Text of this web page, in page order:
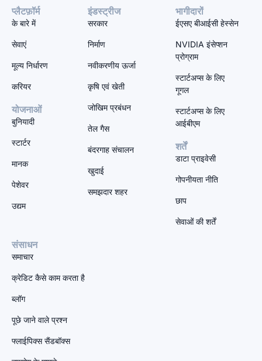
प्लैटफ़ॉर्म
के बारे में
सेवाएं
मूल्य निर्धारण
करियर
योजनाओं
बुनियादी
स्टार्टर
मानक
पेशेवर
उद्यम
इंडस्ट्रीज
सरकार
निर्माण
नवीकरणीय ऊर्जा
कृषि एवं खेती
जोखिम प्रबंधन
तेल गैस
बंदरगाह संचालन
खुदाई
समझदार शहर
भागीदारों
ईएसए बीआईसी हेस्सेन
NVIDIA इंसेप्शन
प्रोग्राम
स्टार्टअप्स के लिए
गूगल
स्टार्टअप्स के लिए
आईबीएम
शर्तें
डाटा प्राइवेसी
गोपनीयता नीति
छाप
सेवाओं की शर्तें
संसाधन
समाचार
क्रेडिट कैसे काम करता है
ब्लॉग
पूछे जाने वाले प्रश्न
फ्लाईपिक्स सैंडबॉक्स